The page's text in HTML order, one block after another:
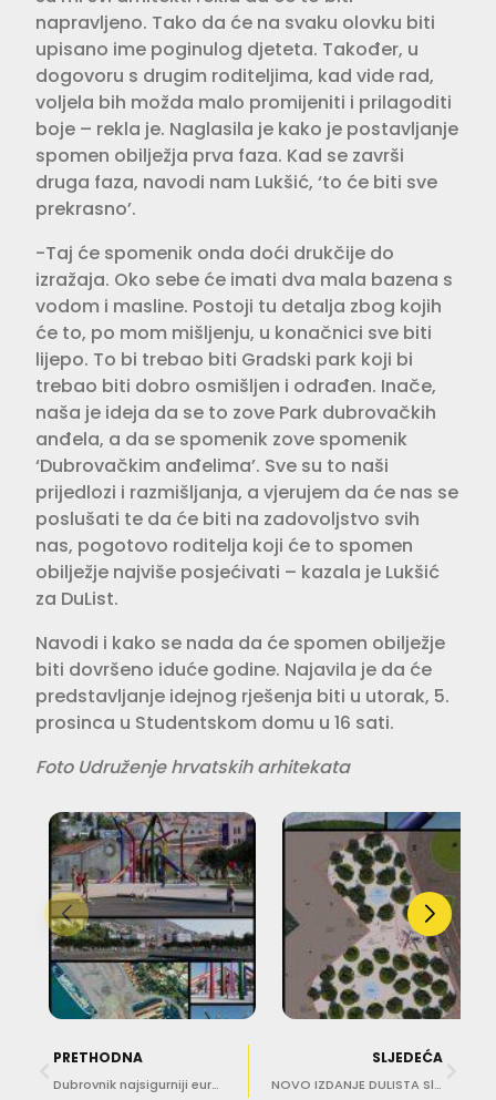
napravljeno. Tako da će na svaku olovku biti
upisano ime poginulog djeteta. Također, u
dogovoru s drugim roditeljima, kad vide rad,
voljela bih možda malo promijeniti i prilagoditi
boje – rekla je. Naglasila je kako je postavljanje
spomen obilježja prva faza. Kad se završi
druga faza, navodi nam Lukšić, ‘to će biti sve
prekrasno’.
-Taj će spomenik onda doći drukčije do
izražaja. Oko sebe će imati dva mala bazena s
vodom i masline. Postoji tu detalja zbog kojih
će to, po mom mišljenju, u konačnici sve biti
lijepo. To bi trebao biti Gradski park koji bi
trebao biti dobro osmišljen i odrađen. Inače,
naša je ideja da se to zove Park dubrovačkih
anđela, a da se spomenik zove spomenik
‘Dubrovačkim anđelima’. Sve su to naši
prijedlozi i razmišljanja, a vjerujem da će nas se
poslušati te da će biti na zadovoljstvo svih
nas, pogotovo roditelja koji će to spomen
obilježje najviše posjećivati – kazala je Lukšić
za DuList.
Navodi i kako se nada da će spomen obilježje
biti dovršeno iduće godine. Najavila je da će
predstavljanje idejnog rješenja biti u utorak, 5.
prosinca u Studentskom domu u 16 sati.
Foto Udruženje hrvatskih arhitekata
PRETHODNA
Dubrovnik najsigurniji europski grad i osma najsretnija destinacija za putovanje u svijetu
SLJEDEĆA
NOVO IZDANJE DULISTA Slikovnica ‘Priča o ježu jugašu’ je u knjižarama!